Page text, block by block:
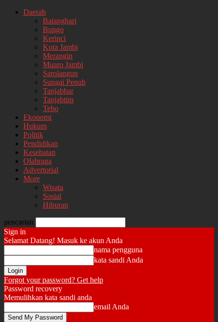
Daerah
Batanghari
Bungo
Kerinci
Kota Jambi
Merangin
Muaro Jambi
Sarolangun
Sungai Penuh
Tanjabbar
Tanjabtim
Tebo
Ekonomi
Hukum
Politik
Pendidikan
Kesehatan
Olahraga
Advertorial
More
Wisata
Sosial
Hiburan
pencarian
Sign in
Selamat Datang! Masuk ke akun Anda
nama pengguna
kata sandi Anda
Forgot your password? Get help
Password recovery
Memulihkan kata sandi anda
email Anda